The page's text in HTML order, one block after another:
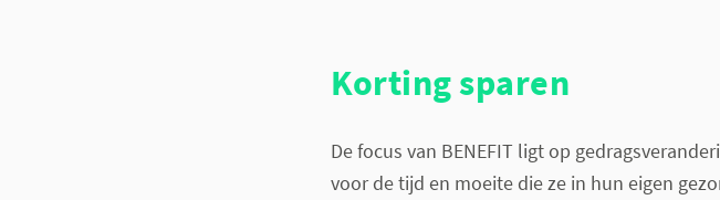
Korting sparen
De focus van BENEFIT ligt op
voor de tijd en moeite die ze in hun eigen